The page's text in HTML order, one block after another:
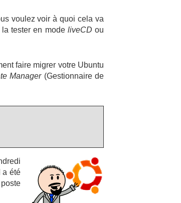
voulez voir à quoi cela va
tester en mode liveCD ou
faire migrer votre Ubuntu
Manager(Gestionnaire de
a été